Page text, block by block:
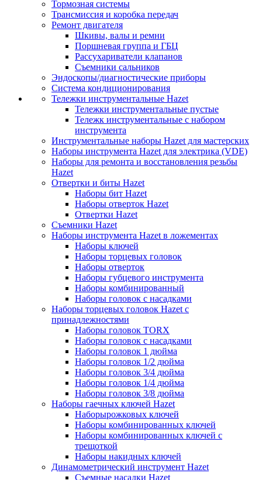
Тормозная системы
Трансмиссия и коробка передач
Ремонт двигателя
Шкивы, валы и ремни
Поршневая группа и ГБЦ
Рассухариватели клапанов
Съемники сальников
Эндоскопы/диагностические приборы
Система кондиционирования
Тележки инструментальные Hazet
Тележки инструментальные пустые
Тележк инструментальные с набором
инструмента
Инструментальные наборы Hazet для мастерских
Наборы инструмента Hazet для электрика (VDE)
Наборы для ремонта и восстановления резьбы
Hazet
Отвертки и биты Hazet
Наборы бит Hazet
Наборы отверток Hazet
Отвертки Hazet
Съемники Hazet
Наборы инструмента Hazet в ложементах
Наборы ключей
Наборы торцевых головок
Наборы отверток
Наборы губцевого инструмента
Наборы комбинированный
Наборы головок с насадками
Наборы торцевых головок Hazet с
принадлежностями
Наборы головок TORX
Наборы головок с насадками
Наборы головок 1 дюйма
Наборы головок 1/2 дюйма
Наборы головок 3/4 дюйма
Наборы головок 1/4 дюйма
Наборы головок 3/8 дюйма
Наборы гаечных ключей Hazet
Наборырожковых ключей
Наборы комбинированных ключей
Наборы комбинированных ключей с
трещоткой
Наборы накидных ключей
Динамометрический инструмент Hazet
Съемные насадки Hazet